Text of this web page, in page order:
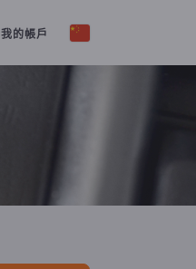
我的帳戶
制造商